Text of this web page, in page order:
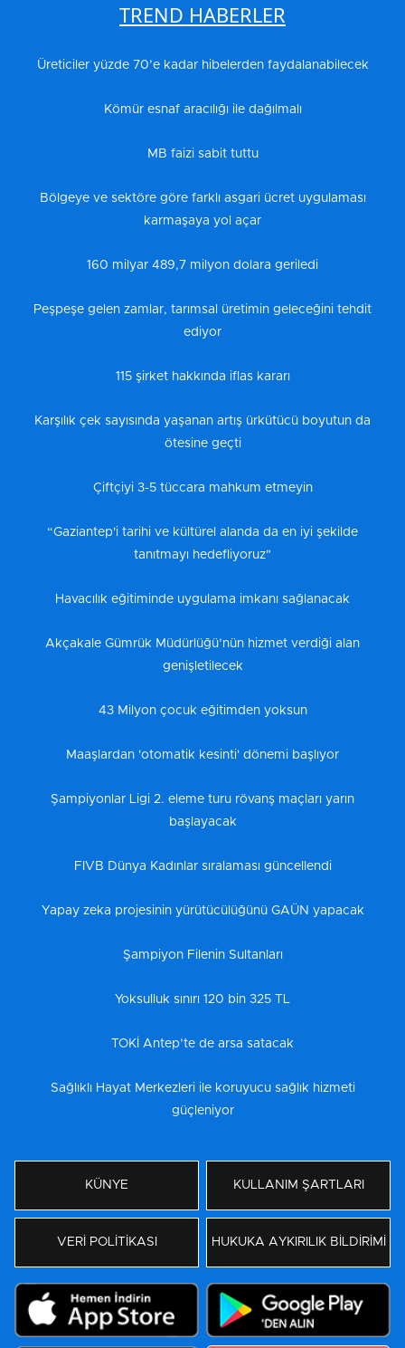
TREND HABERLER
Üreticiler yüzde 70’e kadar hibelerden faydalanabilecek
Kömür esnaf aracılığı ile dağılmalı
MB faizi sabit tuttu
Bölgeye ve sektöre göre farklı asgari ücret uygulaması
karmaşaya yol açar
160 milyar 489,7 milyon dolara geriledi
Peşpeşe gelen zamlar, tarımsal üretimin geleceğini tehdit
ediyor
115 şirket hakkında iflas kararı
Karşılık çek sayısında yaşanan artış ürkütücü boyutun da
ötesine geçti
Çiftçiyi 3-5 tüccara mahkum etmeyin
“Gaziantep'i tarihi ve kültürel alanda da en iyi şekilde
tanıtmayı hedefliyoruz"
Havacılık eğitiminde uygulama imkanı sağlanacak
Akçakale Gümrük Müdürlüğü’nün hizmet verdiği alan
genişletilecek
43 Milyon çocuk eğitimden yoksun
Maaşlardan 'otomatik kesinti' dönemi başlıyor
Şampiyonlar Ligi 2. eleme turu rövanş maçları yarın
başlayacak
FIVB Dünya Kadınlar sıralaması güncellendi
Yapay zeka projesinin yürütücülüğünü GAÜN yapacak
Şampiyon Filenin Sultanları
Yoksulluk sınırı 120 bin 325 TL
TOKİ Antep’te de arsa satacak
Sağlıklı Hayat Merkezleri ile koruyucu sağlık hizmeti
güçleniyor
KÜNYE KULLANIM ŞARTLARI
VERİ POLİTİKASI HUKUKA AYKIRILIK BİLDİRİMİ